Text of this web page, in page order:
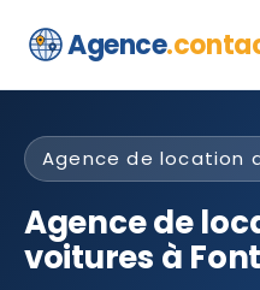
Agence
Agence de location
Agence de
voitures à